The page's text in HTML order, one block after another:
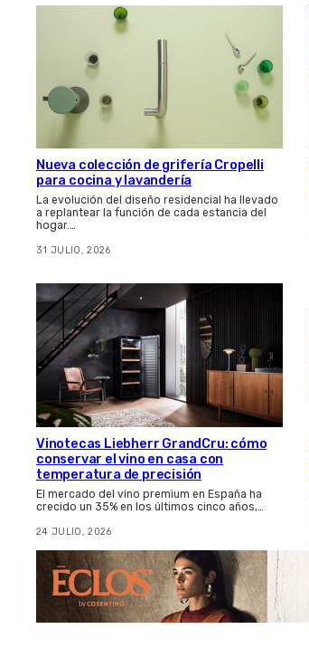
Nueva colección de grifería Cropelli
para cocina y lavandería
La evolución del diseño residencial ha llevado
a replantear la función de cada estancia del
hogar.…
31 JULIO, 2026
Vinotecas Liebherr GrandCru: cómo
conservar el vino en casa con
temperatura de precisión
El mercado del vino premium en España ha
crecido un 35% en los últimos cinco años,…
24 JULIO, 2026